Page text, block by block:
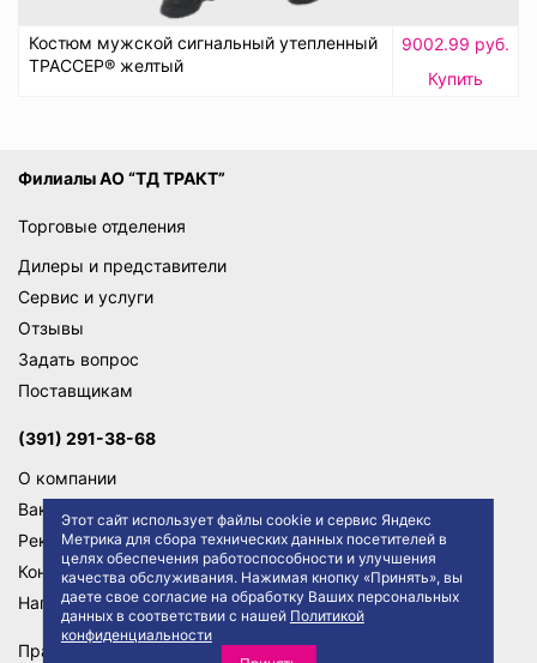
Этот сайт использует файлы cookie и сервис Яндекс
Метрика для сбора технических данных посетителей в
целях обеспечения работоспособности и улучшения
качества обслуживания. Нажимая кнопку «Принять», вы
даете свое согласие на обработку Ваших персональных
данных в соответствии с нашей Политикой
конфиденциальности
Костюм мужской сигнальный утепленный
ТРАССЕР® желтый
9002.99 руб.
Купить
Филиалы АО “ТД ТРАКТ”
Торговые отделения
Дилеры и представители
Сервис и услуги
Отзывы
Задать вопрос
Поставщикам
(391) 291-38-68
О компании
Вакансии
Реквизиты
Контакты
Написать директору
Правила сайта Политика конфиденциальности